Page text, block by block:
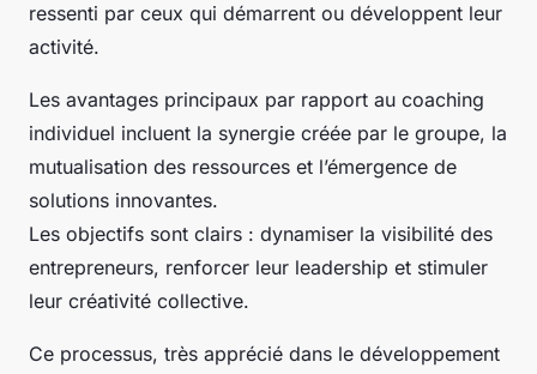
ressenti par ceux qui démarrent ou développent leur
activité.
Les avantages principaux par rapport au coaching
individuel incluent la synergie créée par le groupe, la
mutualisation des ressources et l’émergence de
solutions innovantes.
Les objectifs sont clairs : dynamiser la visibilité des
entrepreneurs, renforcer leur leadership et stimuler
leur créativité collective.
Ce processus, très apprécié dans le développement